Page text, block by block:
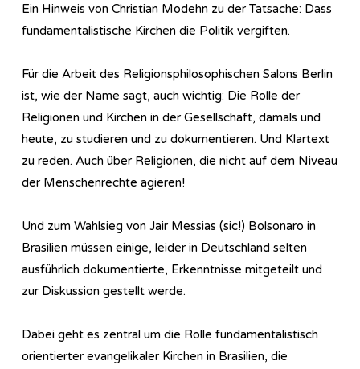
Ein Hinweis von Christian Modehn zu der Tatsache: Dass
fundamentalistische Kirchen die Politik vergiften.
Für die Arbeit des Re­li­gi­ons­phi­lo­so­phi­sch­en Salons Berlin
ist, wie der Name sagt, auch wichtig: Die Rolle der
Religionen und Kirchen in der Gesellschaft, damals und
heute, zu studieren und zu dokumentieren. Und Klartext
zu reden. Auch über Religionen, die nicht auf dem Niveau
der Menschenrechte agieren!
Und zum Wahlsieg von Jair Messias (sic!) Bolsonaro in
Brasilien müssen einige, leider in Deutschland selten
ausführlich dokumentierte, Erkenntnisse mitgeteilt und
zur Diskussion gestellt werde.
Dabei geht es zentral um die Rolle fundamentalistisch
orientierter evangelikaler Kirchen in Brasilien, die